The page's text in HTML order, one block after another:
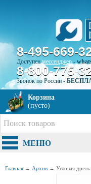
8-495-669-
Доступенмессенджер-
8-800-775-
Звонок по России -
Корзина
(пусто)
МЕНЮ
Главная → Архив → Угловая